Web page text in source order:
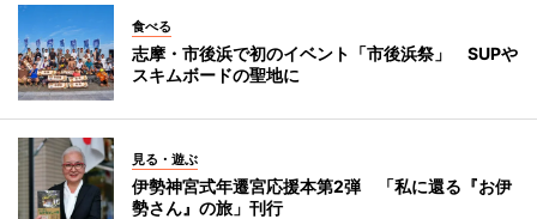
食べる
志摩・市後浜で初のイベント「市後浜祭」 SUPや
スキムボードの聖地に
見る・遊ぶ
伊勢神宮式年遷宮応援本第2弾 「私に還る『お伊
勢さん』の旅」刊行